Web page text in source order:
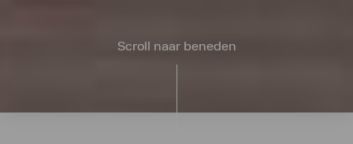
Scroll naar beneden